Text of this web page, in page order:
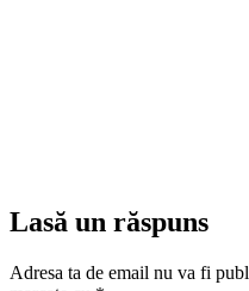
Lasă un răspuns
Adresa ta de email nu va fi